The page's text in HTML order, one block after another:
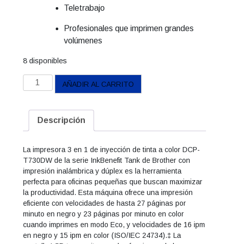
Teletrabajo
Profesionales que imprimen grandes
volúmenes
8 disponibles
Multifuncional
Brother
T730DW
cantidad
AÑADIR AL CARRITO
Descripción
La impresora 3 en 1 de inyección de tinta a color DCP-
T730DW de la serie InkBenefit Tank de Brother con
impresión inalámbrica y dúplex es la herramienta
perfecta para oficinas pequeñas que buscan maximizar
la productividad. Esta máquina ofrece una impresión
eficiente con velocidades de hasta 27 páginas por
minuto en negro y 23 páginas por minuto en color
cuando imprimes en modo Eco, y velocidades de 16 ipm
en negro y 15 ipm en color (ISO/IEC 24734).‡ La